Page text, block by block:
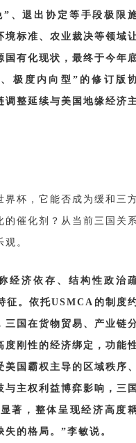
、退出协定等手段极限
境标准、农业裁决等领域
国有化现状，最终于今年
极度内向型”的修订版
调整延续与美国地缘经济
界杯，它能否成为缓和三
的催化剂？从当前三国关
。
经济依存、结构性政治
征。依托USMCA的制度
三国在货物贸易、产业链
度刚性的经济绑定，功能
美国霸权主导的区域秩序
与主权利益博弈影响，三
著，整体呈现经济高度
的格局。”李敏说。